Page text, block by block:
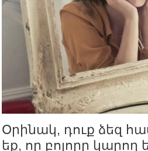
Օրինակ, դուք ձեզ
եք, որ բոլորը կարող